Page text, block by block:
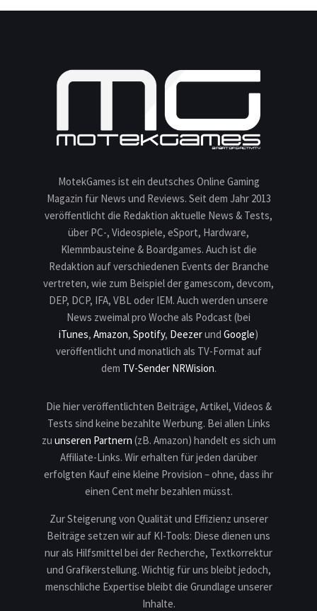
MotekGames ist ein deutsches Online Gaming
Magazin für News und Reviews. Seit dem Jahr 2013
veröffentlicht die Redaktion aktuelle News & Tests,
über PC-, Videospiele, eSport, Hardware,
Klemmbausteine & Boardgames. Auch ist die
Redaktion auf verschiedenen Events der Branche
vertreten, wie zum Beispiel der gamescom, devcom,
DEP, DCP, IFA, VBL oder IEM. Auch werden unsere
News zweimal pro Woche als Podcast (bei
iTunes, Amazon, Spotify, Deezerund Google)
veröffentlicht und monatlich als TV-Format auf
dem TV-Sender NRWision.
Die hier veröffentlichten Beiträge, Artikel, Videos &
Tests sind keine bezahlte Werbung. Bei allen Links
zu unseren Partnern (zB. Amazon) handelt es sich um
Affiliate-Links. Wir erhalten für jeden darüber
erfolgten Kauf eine kleine Provision – ohne, dass ihr
einen Cent mehr bezahlen müsst.
Zur Steigerung von Qualität und Effizienz unserer
Beiträge setzen wir auf KI-Tools: Diese dienen uns
nur als Hilfsmittel bei der Recherche, Textkorrektur
und Grafikerstellung. Wichtig für uns bleibt jedoch,
menschliche Expertise bleibt die Grundlage unserer
Inhalte.